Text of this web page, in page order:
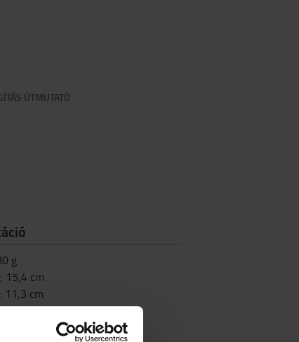
ÚTMUTATÓ
g
: 15,4 cm
: 11,3 cm
:5,4cm